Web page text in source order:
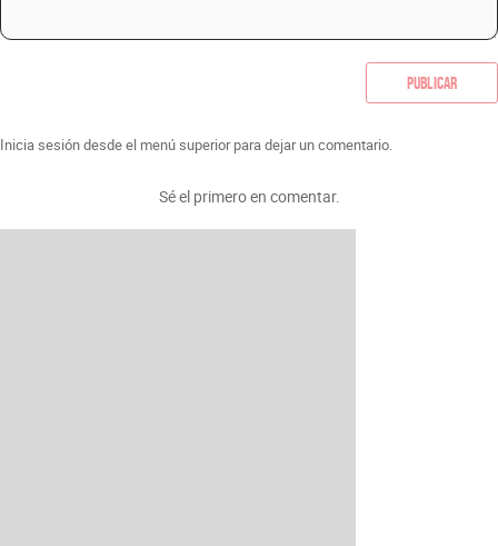
Publicar
Inicia sesión desde el menú superior para dejar un comentario.
Sé el primero en comentar.